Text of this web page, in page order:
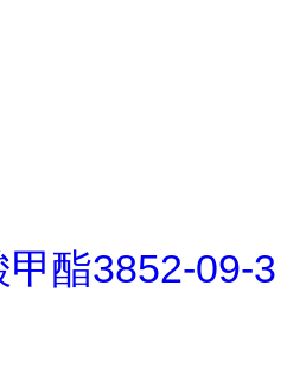
酯3852-09-3